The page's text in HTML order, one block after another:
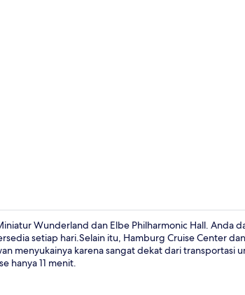
Wunderland dan Elbe Philharmonic Hall. Anda
setiap hari.Selain itu, Hamburg Cruise Center
menyukainya karena sangat dekat dari transportasi
hanya 11 menit.